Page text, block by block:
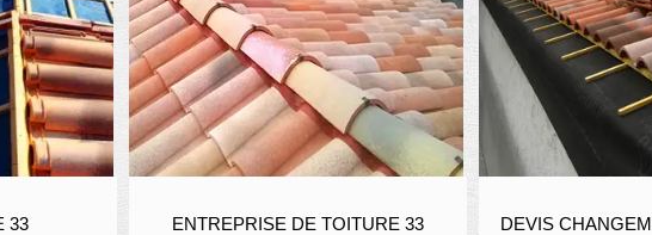
DE TOITURE 33 DEVIS CHANGEMENT DE TUILE 33